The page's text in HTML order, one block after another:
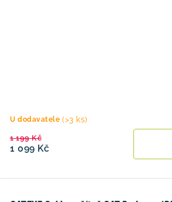
U dodavatele (>3 ks)
1 099 Kč
1 199 Kč